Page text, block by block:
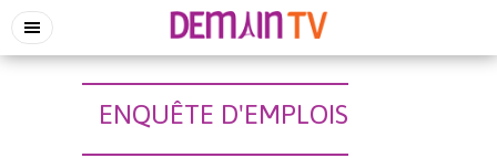
ENQUÊTE D'EMPLOIS